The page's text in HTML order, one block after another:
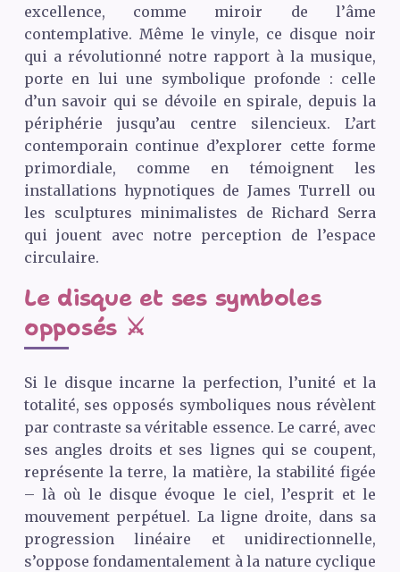
excellence, comme miroir de l’âme
contemplative. Même le vinyle, ce disque noir
qui a révolutionné notre rapport à la musique,
porte en lui une symbolique profonde : celle
d’un savoir qui se dévoile en spirale, depuis la
périphérie jusqu’au centre silencieux. L’art
contemporain continue d’explorer cette forme
primordiale, comme en témoignent les
installations hypnotiques de James Turrell ou
les sculptures minimalistes de Richard Serra
qui jouent avec notre perception de l’espace
circulaire.
Le disque et ses symboles
opposés ⚔️
Si le disque incarne la perfection, l’unité et la
totalité, ses opposés symboliques nous révèlent
par contraste sa véritable essence. Le carré, avec
ses angles droits et ses lignes qui se coupent,
représente la terre, la matière, la stabilité figée
– là où le disque évoque le ciel, l’esprit et le
mouvement perpétuel. La ligne droite, dans sa
progression linéaire et unidirectionnelle,
s’oppose fondamentalement à la nature cyclique